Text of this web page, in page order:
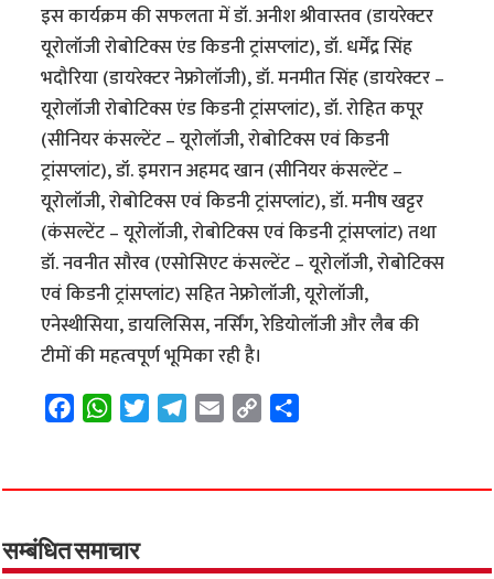
इस कार्यक्रम की सफलता में डॉ. अनीश श्रीवास्तव (डायरेक्टर
यूरोलॉजी रोबोटिक्स एंड किडनी ट्रांसप्लांट), डॉ. धर्मेंद्र सिंह
भदौरिया (डायरेक्टर नेफ्रोलॉजी), डॉ. मनमीत सिंह (डायरेक्टर –
यूरोलॉजी रोबोटिक्स एंड किडनी ट्रांसप्लांट), डॉ. रोहित कपूर
(सीनियर कंसल्टेंट – यूरोलॉजी, रोबोटिक्स एवं किडनी
ट्रांसप्लांट), डॉ. इमरान अहमद खान (सीनियर कंसल्टेंट –
यूरोलॉजी, रोबोटिक्स एवं किडनी ट्रांसप्लांट), डॉ. मनीष खट्टर
(कंसल्टेंट – यूरोलॉजी, रोबोटिक्स एवं किडनी ट्रांसप्लांट) तथा
डॉ. नवनीत सौरव (एसोसिएट कंसल्टेंट – यूरोलॉजी, रोबोटिक्स
एवं किडनी ट्रांसप्लांट) सहित नेफ्रोलॉजी, यूरोलॉजी,
एनेस्थीसिया, डायलिसिस, नर्सिंग, रेडियोलॉजी और लैब की
टीमों की महत्वपूर्ण भूमिका रही है।
e
o
W
t
A
t
e
i
y
r
सम्बंधित समाचार